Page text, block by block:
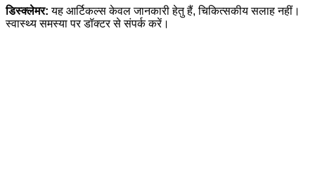
डिस्क्लेमर: यह आर्टिकल्स केवल जानकारी हेतु हैं, चिकित्सकीय सलाह नहीं।
स्वास्थ्य समस्या पर डॉक्टर से संपर्क करें।